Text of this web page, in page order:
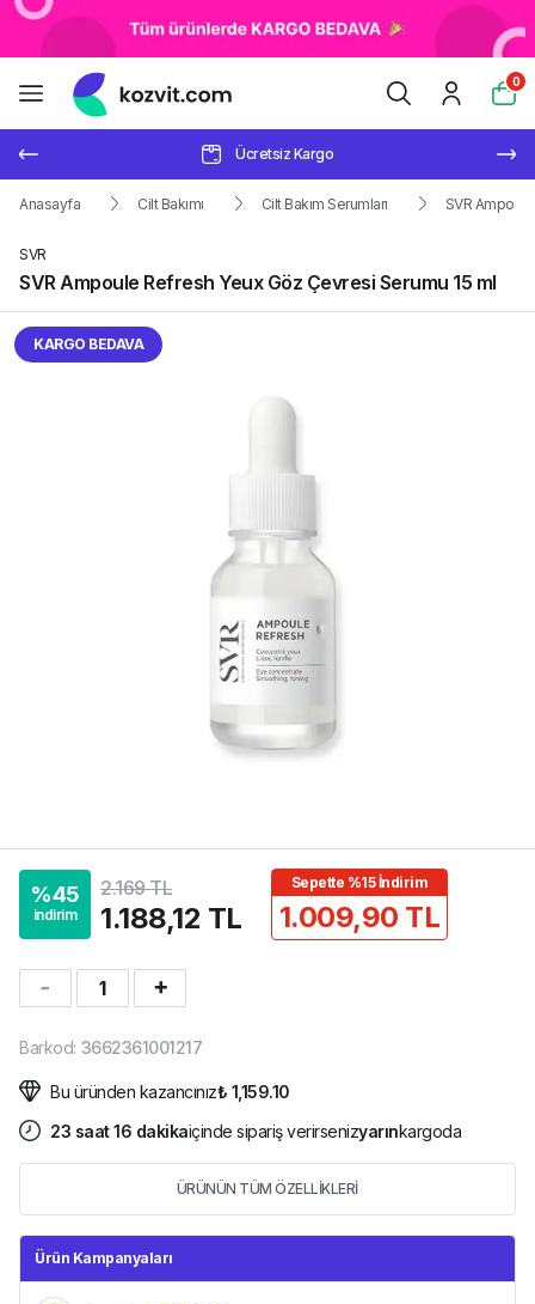
0
Ücretsiz Kargo
Anasayfa Cilt Bakımı Cilt Bakım Serumları SVR
SVR
SVR Ampoule Refresh Yeux Göz Çevresi Serumu 15 ml
KARGO BEDAVA
%45
indirim
2.169 TL
1.188,12 TL
Sepette %15 İndirim
1.009,90 TL
1
Barkod: 3662361001217
Bu üründen kazancınız₺ 1,159.10
23 saat 16 dakikaiçinde sipariş verirsenizyarınkargoda
ÜRÜNÜN TÜM ÖZELLİKLERİ
Ürün Kampanyaları